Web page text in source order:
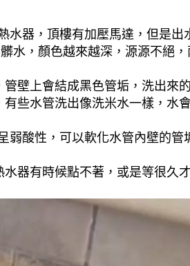
器，頂樓有加壓馬達，但是出
水，顏色越來越深，源源不絕
壁上會結成黑色管垢，洗出來
些水管洗出像洗米水一樣，水
酸性，可以軟化水管內壁的
器有時候點不著，或是等很久